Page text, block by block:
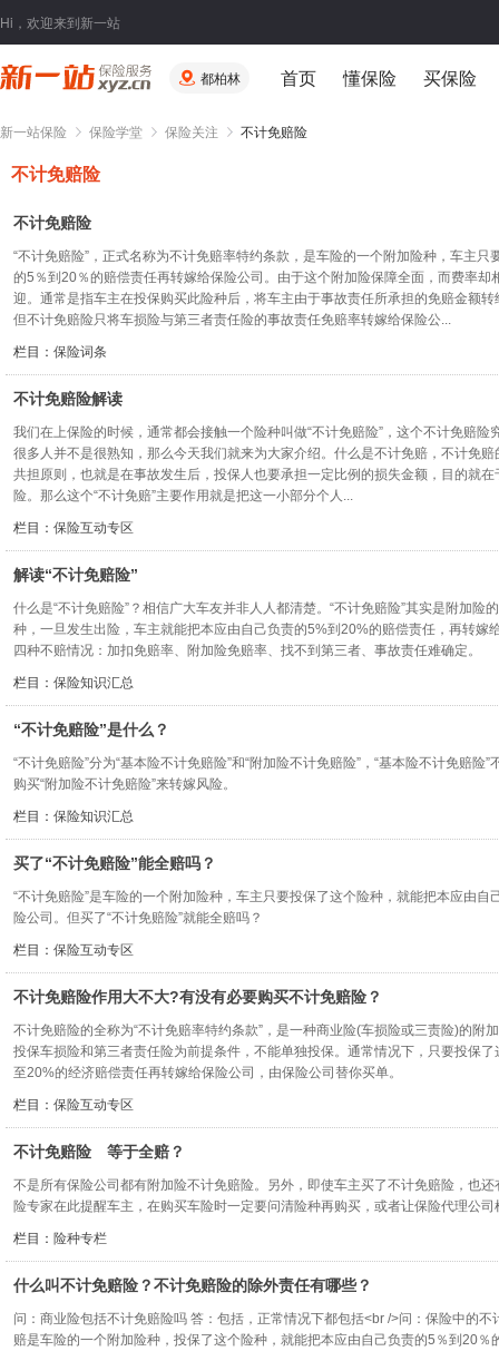
Hi，欢迎来到新一站
都柏林 首页 懂保险 买保险
新一站保险 保险学堂 保险关注 不计免赔险
不计免赔险
不计免赔险
“不计免赔险”，正式名称为不计免赔率特约条款，是车险的一个附加险种，车主
的5％到20％的赔偿责任再转嫁给保险公司。由于这个附加险保障全面，而费率却
迎。通常是指车主在投保购买此险种后，将车主由于事故责任所承担的免赔金额
但不计免赔险只将车损险与第三者责任险的事故责任免赔率转嫁给保险公...
栏目： 保险词条
不计免赔险解读
我们在上保险的时候，通常都会接触一个险种叫做“不计免赔险”，这个不计免赔
很多人并不是很熟知，那么今天我们就来为大家介绍。什么是不计免赔，不计免
共担原则，也就是在事故发生后，投保人也要承担一定比例的损失金额，目的就
险。那么这个“不计免赔”主要作用就是把这一小部分个人...
栏目： 保险互动专区
解读“不计免赔险”
什么是“不计免赔险”？相信广大车友并非人人都清楚。“不计免赔险”其实是附加险
种，一旦发生出险，车主就能把本应由自己负责的5%到20%的赔偿责任，再转嫁
四种不赔情况：加扣免赔率、附加险免赔率、找不到第三者、事故责任难确定。
栏目： 保险知识汇总
“不计免赔险”是什么？
“不计免赔险”分为“基本险不计免赔险”和“附加险不计免赔险”，“基本险不计免赔
购买“附加险不计免赔险”来转嫁风险。
栏目： 保险知识汇总
买了“不计免赔险”能全赔吗？
“不计免赔险”是车险的一个附加险种，车主只要投保了这个险种，就能把本应由
险公司。但买了“不计免赔险”就能全赔吗？
栏目： 保险互动专区
不计免赔险作用大不大?有没有必要购买不计免赔险？
不计免赔险的全称为“不计免赔率特约条款”，是一种商业险(车损险或三责险)的附
投保车损险和第三者责任险为前提条件，不能单独投保。通常情况下，只要投保
至20%的经济赔偿责任再转嫁给保险公司，由保险公司替你买单。
栏目： 保险互动专区
不计免赔险 等于全赔？
不是所有保险公司都有附加险不计免赔险。另外，即使车主买了不计免赔险，也还
险专家在此提醒车主，在购买车险时一定要问清险种再购买，或者让保险代理公
栏目： 险种专栏
什么叫不计免赔险？不计免赔险的除外责任有哪些？
问：商业险包括不计免赔险吗 答：包括，正常情况下都包括<br />问：保险中的
赔是车险的一个附加险种，投保了这个险种，就能把本应由自己负责的5％到20％